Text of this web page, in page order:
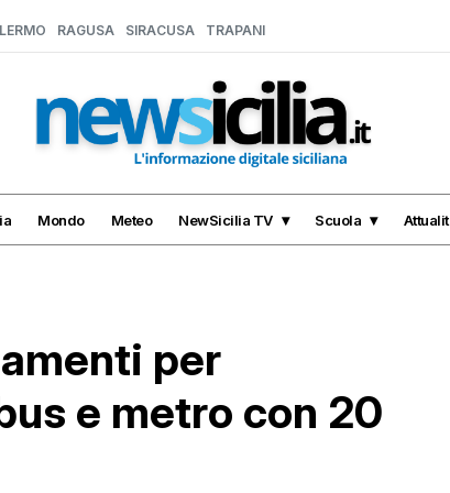
RAGUSA SIRACUSA TRAPANI
Mondo Meteo NewSicilia TV Scuola
per
e metro con 20